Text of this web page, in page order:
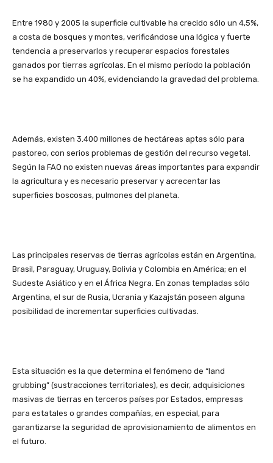
Entre 1980 y 2005 la superficie cultivable ha crecido sólo un 4,5%,
a costa de bosques y montes, verificándose una lógica y fuerte
tendencia a preservarlos y recuperar espacios forestales
ganados por tierras agrícolas. En el mismo período la población
se ha expandido un 40%, evidenciando la gravedad del problema.
Además, existen 3.400 millones de hectáreas aptas sólo para
pastoreo, con serios problemas de gestión del recurso vegetal.
Según la FAO no existen nuevas áreas importantes para expandir
la agricultura y es necesario preservar y acrecentar las
superficies boscosas, pulmones del planeta.
Las principales reservas de tierras agrícolas están en Argentina,
Brasil, Paraguay, Uruguay, Bolivia y Colombia en América; en el
Sudeste Asiático y en el África Negra. En zonas templadas sólo
Argentina, el sur de Rusia, Ucrania y Kazajstán poseen alguna
posibilidad de incrementar superficies cultivadas.
Esta situación es la que determina el fenómeno de “land
grubbing” (sustracciones territoriales), es decir, adquisiciones
masivas de tierras en terceros países por Estados, empresas
para estatales o grandes compañías, en especial, para
garantizarse la seguridad de aprovisionamiento de alimentos en
el futuro.